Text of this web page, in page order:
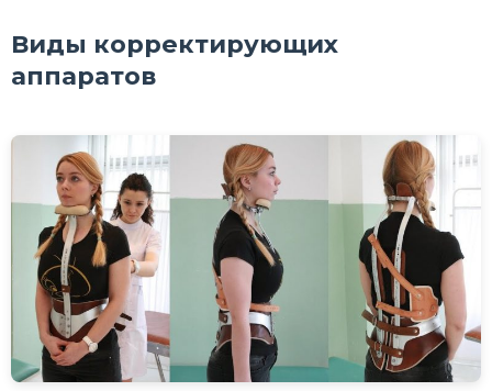
Виды корректирующих
аппаратов